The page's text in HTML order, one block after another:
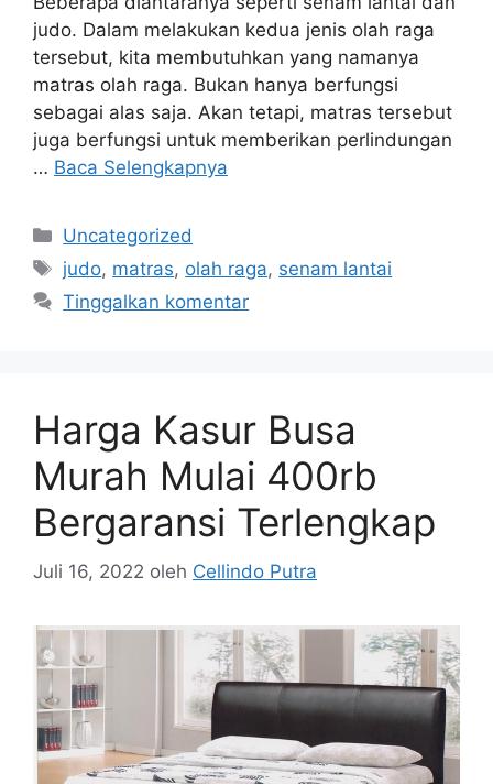
judo. Dalam melakukan kedua jenis olah raga
tersebut, kita membutuhkan yang namanya
matras olah raga. Bukan hanya berfungsi
sebagai alas saja. Akan tetapi, matras tersebut
juga berfungsi untuk memberikan perlindungan
… Baca Selengkapnya
Kategori
Uncategorized
Tag
judo, matras, olah raga, senam lantai
Tinggalkan komentar
Harga Kasur Busa
Murah Mulai 400rb
Bergaransi Terlengkap
Juli 16, 2022 oleh Cellindo Putra